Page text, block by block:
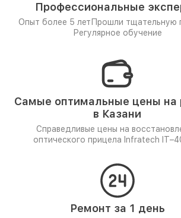
Профессиональные
Опыт более 5 лет Прошли тщательную
Регулярное обучение
Самые оптимальные цены на
в Казани
Справедливые цены на
оптического прицела Infratech
Ремонт за 1 день